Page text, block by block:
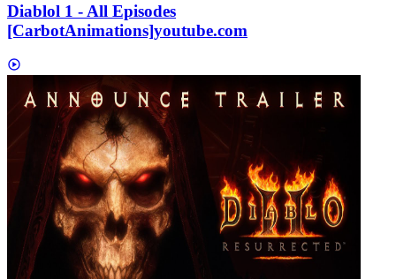
Diablol 1 - All Episodes
[CarbotAnimations]youtube.com